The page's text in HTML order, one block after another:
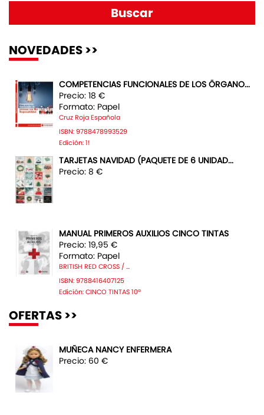
NOVEDADES >>
COMPETENCIAS FUNCIONALES DE LOS ÖRGANO...
Precio: 18 €
Formato: Papel
Cruz Roja Española
ISBN: 9788478993529
Edición: 1!
TARJETAS NAVIDAD (PAQUETE DE 6 UNIDAD...
Precio: 8 €
MANUAL PRIMEROS AUXILIOS CINCO TINTAS
Precio: 19,95 €
Formato: Papel
BRITISH RED CROSS / ...
ISBN: 9788416407125
Edición: CINCO TINTAS 10ª
OFERTAS >>
MUÑECA NANCY ENFERMERA
Precio: 60 €